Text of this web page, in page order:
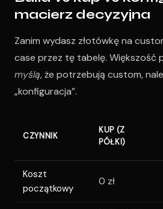
macierz decyzyjna
Zanim wydasz złotówkę na
case przez tę tabelę. Większość
myślą, że potrzebują custom,
„konfiguracja”.
CZYNNIK
KUP (Z
PÓŁKI)
Koszt
początkowy
0 zł